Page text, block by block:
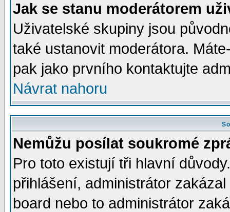
Jak se stanu moderátorem
Uživatelské skupiny jsou
také ustanovit moderátora.
pak jako prvního kontaktujte
Návrat nahoru
Nemůžu posílat soukromé
Pro toto existují tři hlavní
přihlášení, administrátor
board nebo to administrátor